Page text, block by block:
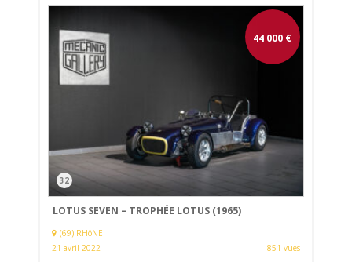
44 000 €
32
LOTUS SEVEN – TROPHÉE LOTUS (1965)
(69) RHôNE
21 avril 2022
851 vues